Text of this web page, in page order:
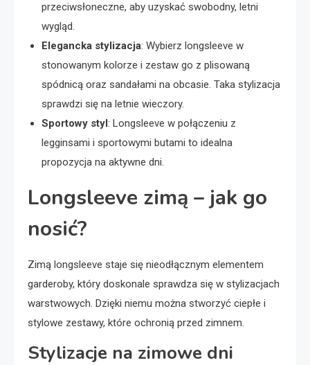
przeciwsłoneczne, aby uzyskać swobodny, letni
wygląd.
Elegancka stylizacja: Wybierz longsleeve w
stonowanym kolorze i zestaw go z plisowaną
spódnicą oraz sandałami na obcasie. Taka stylizacja
sprawdzi się na letnie wieczory.
Sportowy styl : Longsleeve w połączeniu z
legginsami i sportowymi butami to idealna
propozycja na aktywne dni.
Longsleeve zimą – jak go
nosić?
Zimą longsleeve staje się nieodłącznym elementem
garderoby, który doskonale sprawdza się w stylizacjach
warstwowych. Dzięki niemu można stworzyć ciepłe i
stylowe zestawy, które ochronią przed zimnem.
Stylizacje na zimowe dni